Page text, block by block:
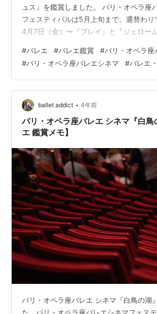
ュス』を鑑賞しました。 パリ・オペラ座
フェスティバルは5月上旬まで。週替わり
4月7日（金）〜『プレイ』と『ジェロー
湖』2016年版 4月28日（金）〜『白鳥の
↓フェスティバルの詳細はこちら パリ・
エ | エトワール 公演・上演概要 『薔薇の
題：“Le Spectre de la rose”） 『牧神の
：“L’Après-midi d’un fa…
#バレエ #バレエ鑑賞 #パリ・オペラ座
#パリ・オペラ座バレエシネマ #バレエ
ballet addict • 4年前
パリ・オペラ座バレエ シネマ『白鳥
エ 鑑賞メモ】
パリ・オペラ座バレエ シネマ『白鳥の湖
た。パリ・オペラ座バレエシネマフェス